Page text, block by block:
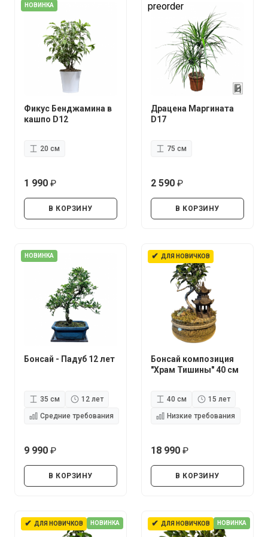
НОВИНКА
Фикус Бенджамина в
кашпо D12
20 см
1 990
В КОРЗИНУ
preorder
Драцена Маргината
D17
75 см
2 590
В КОРЗИНУ
НОВИНКА
Бонсай - Падуб 12 лет
35 см
12 лет
Средние требования
9 990
В КОРЗИНУ
✔ ДЛЯ НОВИЧКОВ
Бонсай композиция
"Храм Тишины" 40 см
40 см
15 лет
Низкие требования
18 990
В КОРЗИНУ
✔ ДЛЯ НОВИЧКОВ НОВИНКА ✔ ДЛЯ НОВИЧКОВ НОВИНКА